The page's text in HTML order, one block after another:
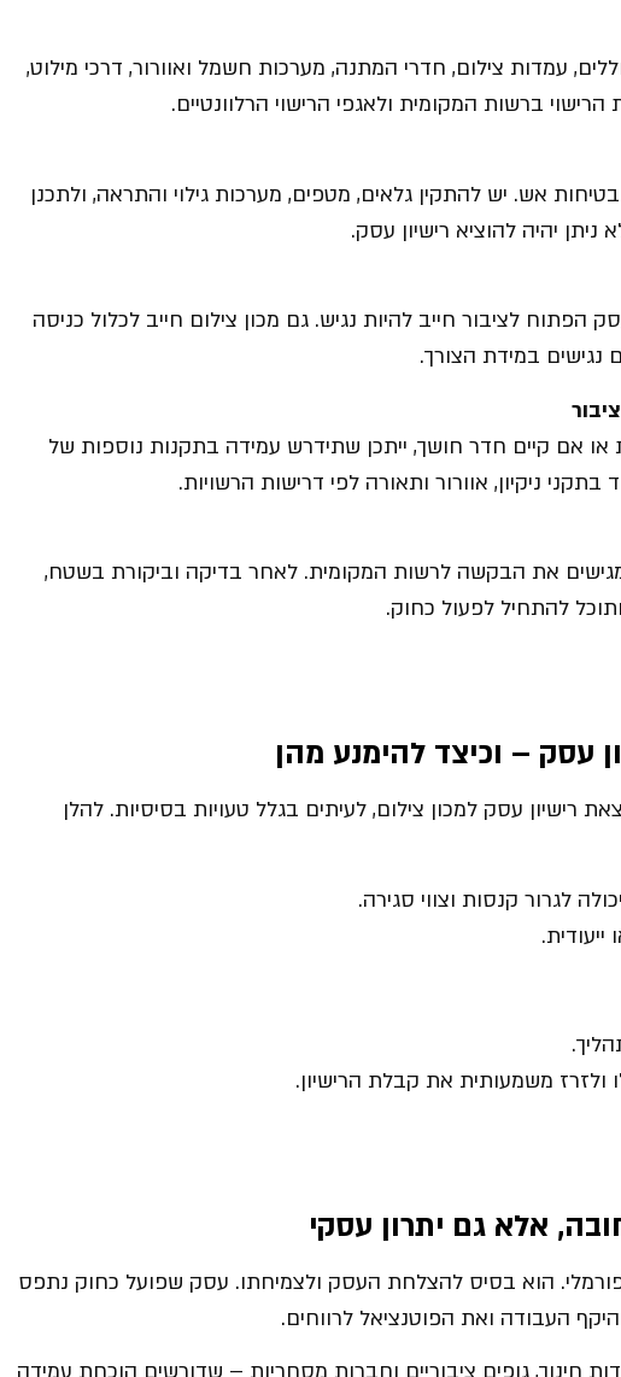
עמדות צילום, חדרי המתנה, מערכות חשמל ואוורור, דרכי מילוט,
ברשות המקומית ולאגפי הרישוי הרלוונטיים.
אש. יש להתקין גלאים, מטפים, מערכות גילוי והתראה, ולתכנן
יהיה להוציא רישיון עסק.
הפתוח לציבור חייב להיות נגיש. גם מכון צילום חייב לכלול כניסה
נגישים במידת הצורך.
או אם קיים חדר חושך, ייתכן שתידרש עמידה בתקנות נוספות של
ניקיון, אוורור ותאורה לפי דרישות הרשויות.
את הבקשה לרשות המקומית. לאחר בדיקה וביקורת בשטח,
להתחיל לפעול כחוק.
עסק – וכיצד להימנע מהן
רישיון עסק למכון צילום, לעיתים בגלל טעויות בסיסיות. להלן
לגרור קנסות וצווי סגירה.
ולזרז משמעותית את קבלת הרישיון.
אלא גם יתרון עסקי
הוא בסיס להצלחת העסק ולצמיחתו. עסק שפועל כחוק נתפס
העבודה ואת הפוטנציאל לרווחים.